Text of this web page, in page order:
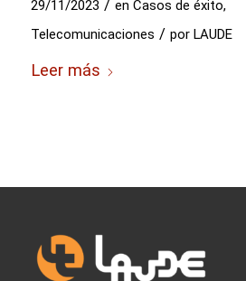
29/11/2023 / en Casos de éxito,
Telecomunicaciones / por LAUDE
Leer más